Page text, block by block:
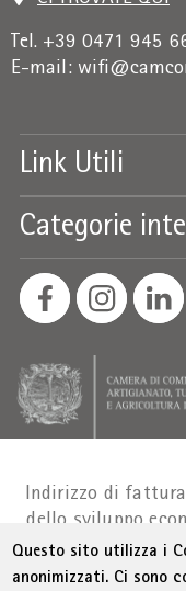
Tel. +39 0471 945
E-mail:
Link Utili
Categorie
Indirizzo di
dello sviluppo
BolzanoPart.
Questo sito utilizza i
anonimizzati. Ci sono